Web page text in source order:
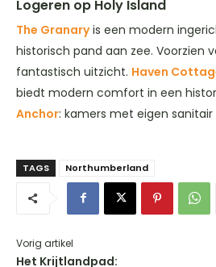
Logeren op Holy Island
The Granaryis een modern
historisch pand aan zee. Voorzien
fantastisch uitzicht. Haven
biedt modern comfort in een
Anchor: kamers met eigen sanitair
TAGS Northumberland
Vorig artikel
Het Krijtlandpad: